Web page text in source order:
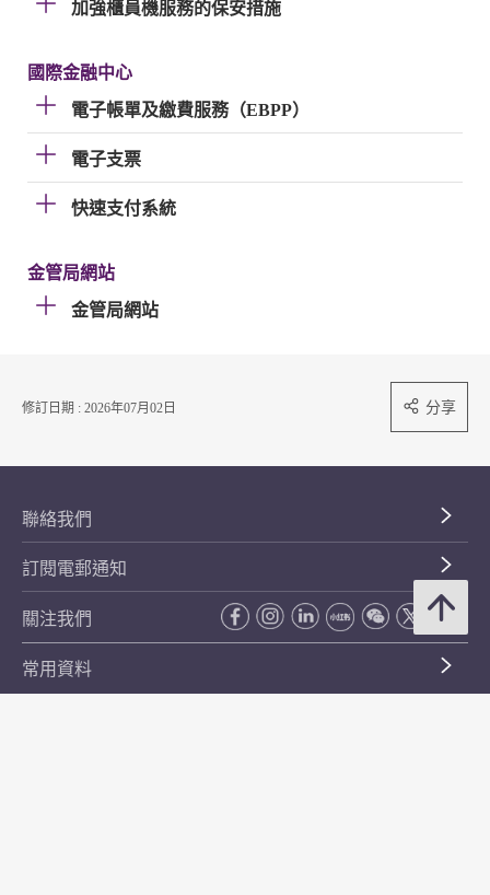
加強櫃員機服務的保安措施
國際金融中心
電子帳單及繳費服務（EBPP）
電子支票
快速支付系統
金管局網站
金管局網站
修訂日期 : 2026年07月02日 分享
聯絡我們
訂閱電郵通知
關注我們
常用資料